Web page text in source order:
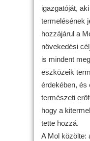
igazgatóját,
termelésének
hozzájárul a
növekedési
is mindent
eszközeik
érdekében, és
természeti
hogy a
tette hozzá.
A Mol közölte: